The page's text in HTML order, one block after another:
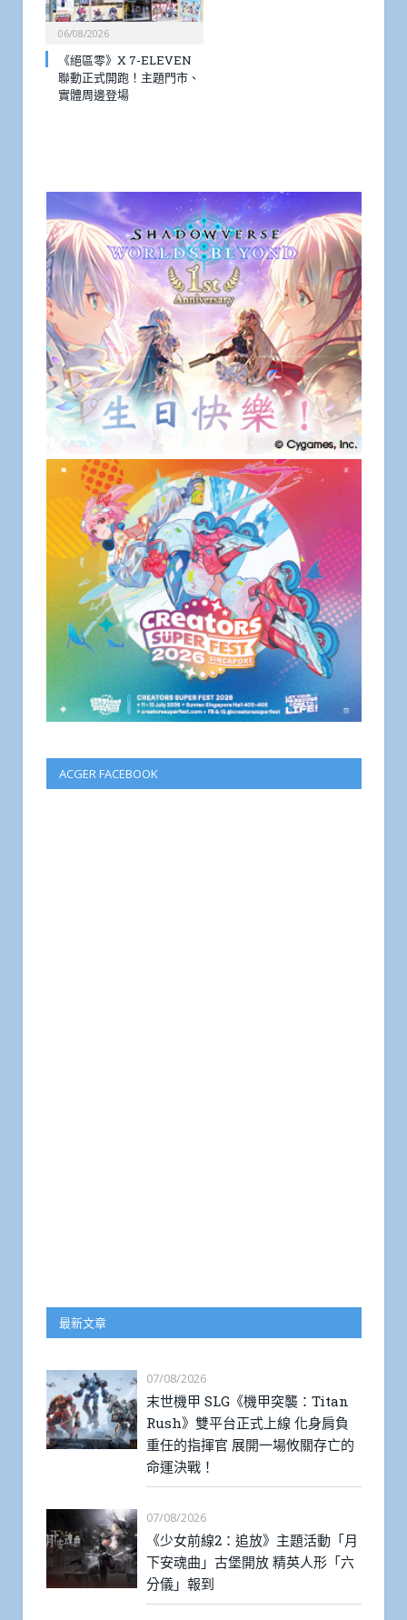
06/08/2026
《絕區零》X 7-ELEVEN
聯動正式開跑！主題門市、
實體周邊登場
ACGER FACEBOOK
最新文章
07/08/2026
末世機甲 SLG《機甲突襲：Titan
Rush》雙平台正式上線 化身肩負
重任的指揮官 展開一場攸關存亡的
命運決戰！
07/08/2026
《少女前線2：追放》主題活動「月
下安魂曲」古堡開放 精英人形「六
分儀」報到